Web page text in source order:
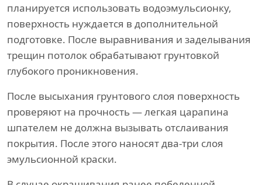
планируется использовать водоэмульсионку,
поверхность нуждается в дополнительной
подготовке. После выравнивания и заделывания
трещин потолок обрабатывают грунтовкой
глубокого проникновения.
После высыхания грунтового слоя поверхность
проверяют на прочность — легкая царапина
шпателем не должна вызывать отслаивания
покрытия. После этого наносят два-три слоя
эмульсионной краски.